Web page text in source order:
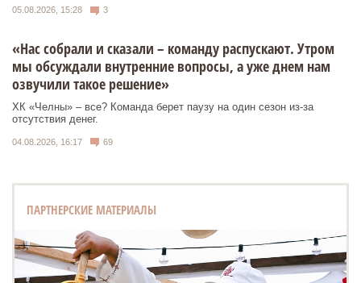
05.08.2026, 15:28 3
«Нас собрали и сказали – команду распускают. Утром
мы обсуждали внутренние вопросы, а уже днем нам
озвучили такое решение»
ХК «Челны» – все? Команда берет паузу на один сезон из-за
отсутствия денег.
04.08.2026, 16:17 69
ПАРТНЕРСКИЕ МАТЕРИАЛЫ